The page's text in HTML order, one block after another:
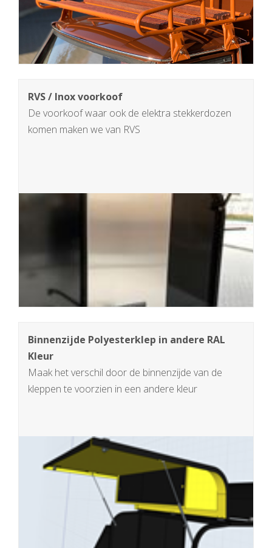
RVS / Inox voorkoof
De voorkoof waar ook de elektra stekkerdozen
komen maken we van RVS
Binnenzijde Polyesterklep in andere RAL
Kleur
Maak het verschil door de binnenzijde van de
kleppen te voorzien in een andere kleur